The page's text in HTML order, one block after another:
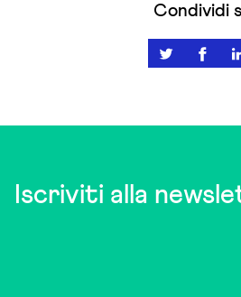
Condividi
Iscriviti alla